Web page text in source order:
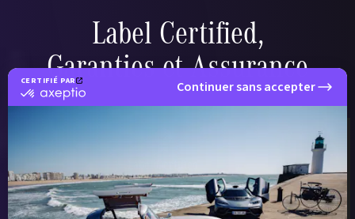
CERTIFIÉ PAR
certifié
sur
Axeptio
Continuer sans accepter
Label Certified,
Garanties et Assurance
Le label Mercedes-Benz Certified vous propose
des voitures d’occasion de haute qualité.